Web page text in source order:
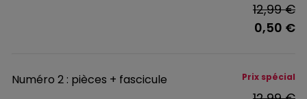
12,99 €
0,50 €
Numéro 2 : pièces + fascicule Prix spécial